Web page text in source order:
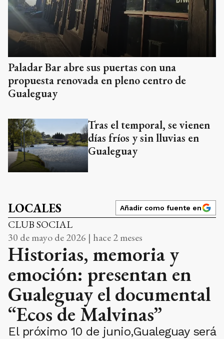
Paladar Bar abre sus puertas con una
propuesta renovada en pleno centro de
Gualeguay
Tras el temporal, se vienen
días fríos y sin lluvias en
Gualeguay
LOCALES Añadir como fuente en
CLUB SOCIAL
30 de mayo de 2026 | hace 2 meses
Historias, memoria y
emoción: presentan en
Gualeguay el documental
“Ecos de Malvinas”
El próximo 10 de junio,Gualeguay será